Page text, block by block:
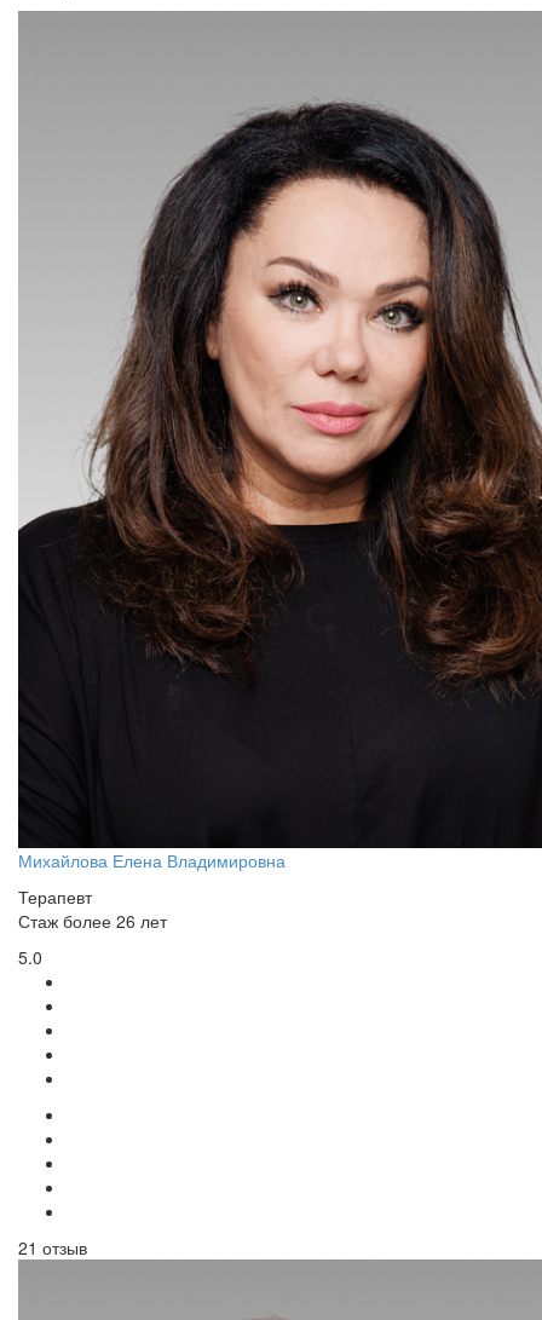
Михайлова Елена Владимировна
Терапевт
Стаж более 26 лет
5.0
21 отзыв